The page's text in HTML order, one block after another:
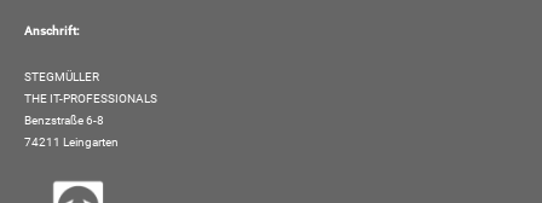
Anschrift:
STEGMÜLLER
THE IT-PROFESSIONALS
Benzstraße 6-8
74211 Leingarten